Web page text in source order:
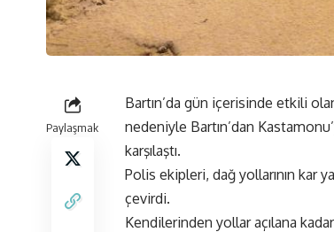
Paylaşmak
Bartın’da gün içerisinde etkili
nedeniyle Bartın’dan
karşılaştı.
Polis ekipleri, dağ yollarının kar
çevirdi.
Kendilerinden yollar açılana